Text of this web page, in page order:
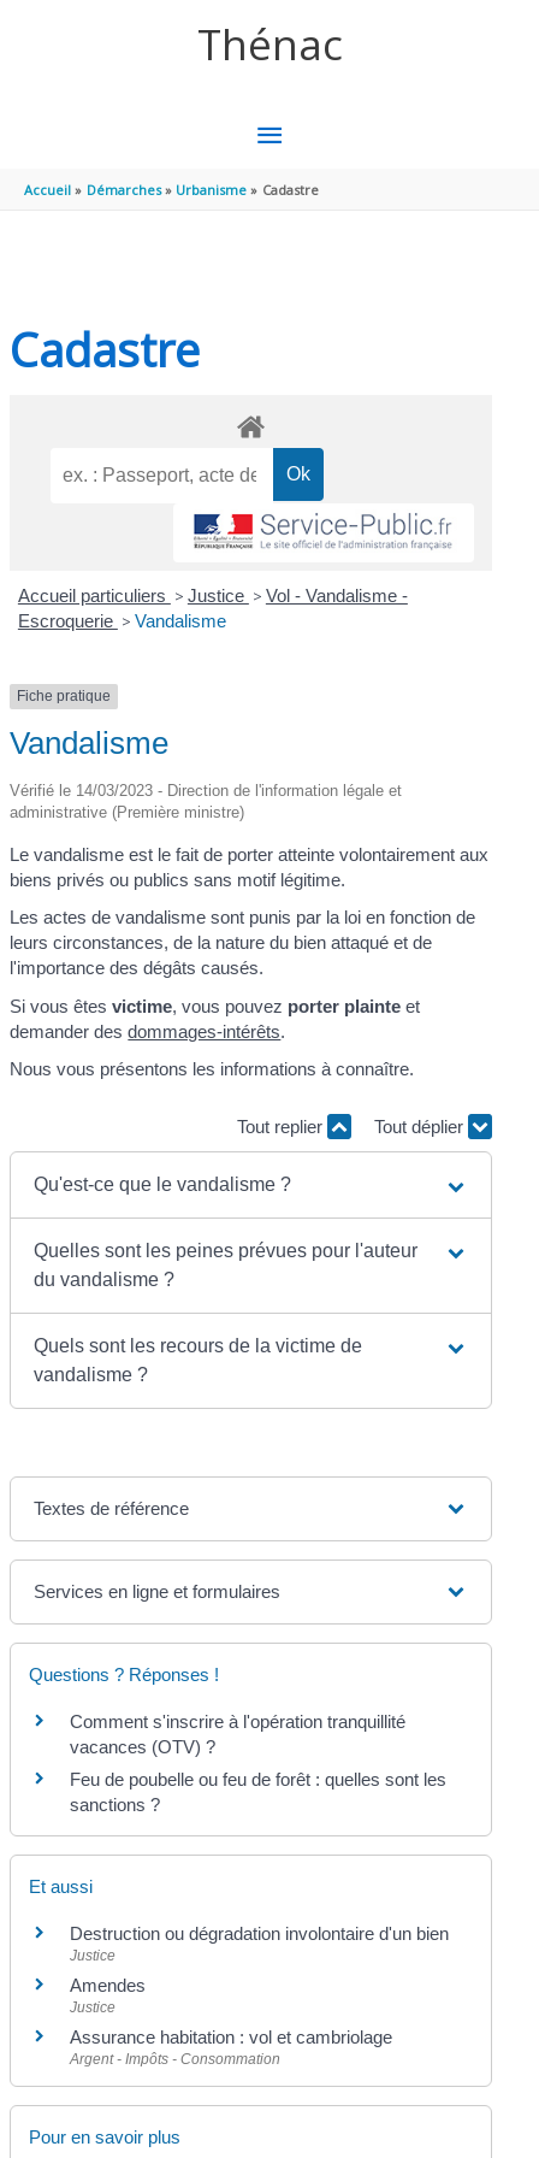
Thénac
MENU
PRINCIPAL
Accueil Démarches Urbanisme Cadastre
Cadastre
Accueil particuliers > Justice > Vol - Vandalisme -
Escroquerie > Vandalisme
Fiche pratique
Vandalisme
Vérifié le 14/03/2023 - Direction de l'information légale et
administrative (Première ministre)
Le vandalisme est le fait de porter atteinte volontairement aux
biens privés ou publics sans motif légitime.
Les actes de vandalisme sont punis par la loi en fonction de
leurs circonstances, de la nature du bien attaqué et de
l'importance des dégâts causés.
Si vous êtesvictime, vous pouvez porter plainte et
demander desdommages-intérêts.
Nous vous présentons les informations à connaître.
Tout replier Tout déplier
Qu'est-ce que le vandalisme ?
Quelles sont les peines prévues pour l'auteur
du vandalisme ?
Quels sont les recours de la victime de
vandalisme ?
Textes de référence
Services en ligne et formulaires
Questions ? Réponses !
Comment s'inscrire à l'opération tranquillité
vacances (OTV) ?
Feu de poubelle ou feu de forêt : quelles sont les
sanctions ?
Et aussi
Destruction ou dégradation involontaire d'un bien
Justice
Amendes
Justice
Assurance habitation : vol et cambriolage
Argent - Impôts - Consommation
Pour en savoir plus